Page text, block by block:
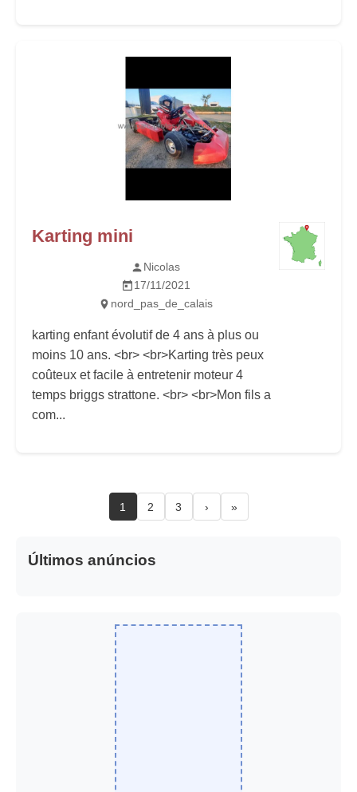
Karting mini
Nicolas
17/11/2021
nord_pas_de_calais
karting enfant évolutif de 4 ans à plus ou
moins 10 ans. <br> <br>Karting très peux
coûteux et facile à entretenir moteur 4
temps briggs strattone. <br> <br>Mon fils a
com...
1 2 3 › »
Últimos anúncios